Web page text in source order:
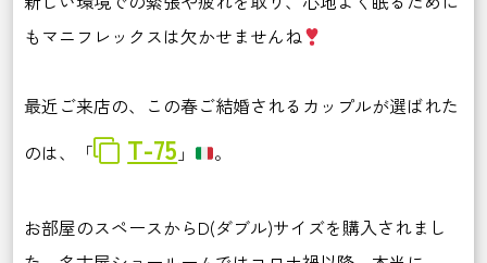
もマニフレックスは欠かせませんね
最近ご来店の、この春ご結婚されるカップルが選ばれた
のは、「
T-75 」 。
お部屋のスペースからD(ダブル)サイズを購入されまし